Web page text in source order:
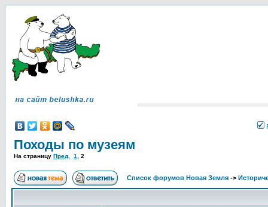
Походы по музеям
На страницу Пред. 1 2
Список форумов Новая Земля ->